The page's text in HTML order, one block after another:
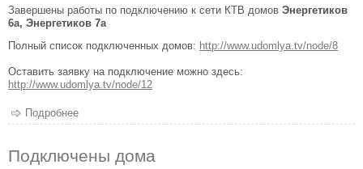
Завершены работы по подключению к сети КТВ домов Энергетиков
6а, Энергетиков 7а
Полный список подключенных домов: http://www.udomlya.tv/node/8
Оставить заявку на подключение можно здесь:
http://www.udomlya.tv/node/12
Подробнее
Подключены дома